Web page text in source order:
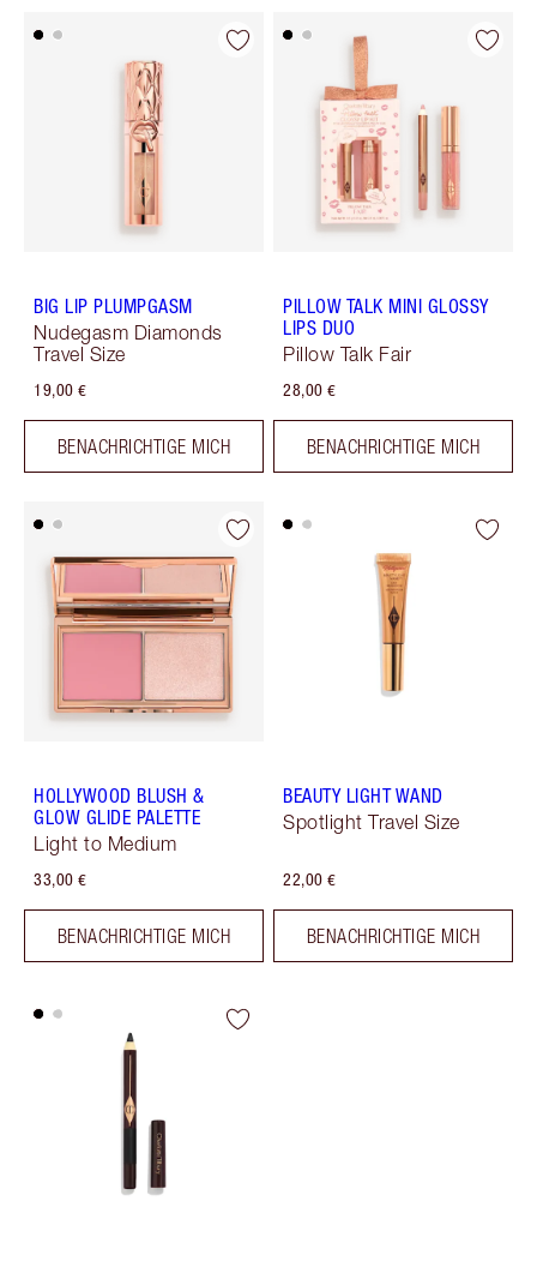
BIG LIP PLUMPGASM
Nudegasm Diamonds
Travel Size
19,00 €
BENACHRICHTIGE MICH
PILLOW TALK MINI GLOSSY
LIPS DUO
Pillow Talk Fair
28,00 €
BENACHRICHTIGE MICH
HOLLYWOOD BLUSH &
GLOW GLIDE PALETTE
Light to Medium
33,00 €
BENACHRICHTIGE MICH
BEAUTY LIGHT WAND
Spotlight Travel Size
22,00 €
BENACHRICHTIGE MICH